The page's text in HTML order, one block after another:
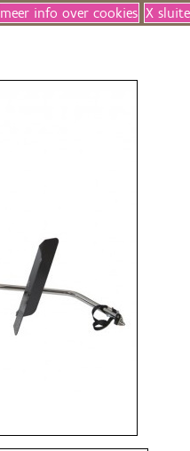
meer info over cookies X